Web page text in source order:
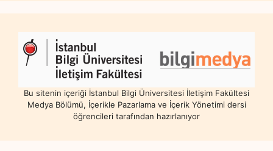
Bu sitenin içeriği İstanbul Bilgi Üniversitesi İletişim Fakültesi
Medya Bölümü, İçerikle Pazarlama ve İçerik Yönetimi dersi
öğrencileri tarafından hazırlanıyor